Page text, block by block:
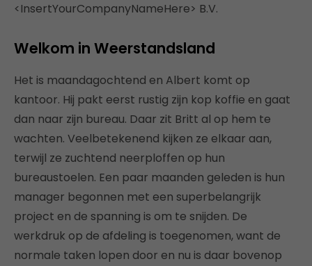
<InsertYourCompanyNameHere> B.V.
Welkom in Weerstandsland
Het is maandagochtend en Albert komt op
kantoor. Hij pakt eerst rustig zijn kop koffie en gaat
dan naar zijn bureau. Daar zit Britt al op hem te
wachten. Veelbetekenend kijken ze elkaar aan,
terwijl ze zuchtend neerploffen op hun
bureaustoelen. Een paar maanden geleden is hun
manager begonnen met een superbelangrijk
project en de spanning is om te snijden. De
werkdruk op de afdeling is toegenomen, want de
normale taken lopen door en nu is daar bovenop